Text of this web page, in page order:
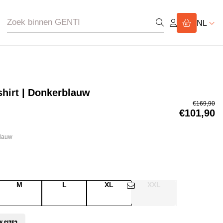
NL
| Donkerblauw
€169,90
€101,90
M L XL XXL